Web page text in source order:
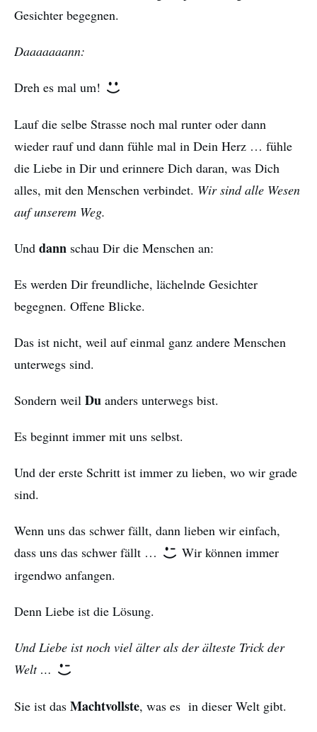
Gesichter begegnen.
Daaaaaaann:
Dreh es mal um!
Lauf die selbe Strasse noch mal runter oder dann
wieder rauf und dann fühle mal in Dein Herz … fühle
die Liebe in Dir und erinnere Dich daran, was Dich
alles, mit den Menschen verbindet. Wir sind alle Wesen
auf unserem Weg.
Und dann schau Dir die Menschen an:
Es werden Dir freundliche, lächelnde Gesichter
begegnen. Offene Blicke.
Das ist nicht, weil auf einmal ganz andere Menschen
unterwegs sind.
Sondern weil Du anders unterwegs bist.
Es beginnt immer mit uns selbst.
Und der erste Schritt ist immer zu lieben, wo wir grade
sind.
Wenn uns das schwer fällt, dann lieben wir einfach,
dass uns das schwer fällt …
Wir können immer
irgendwo anfangen.
Denn Liebe ist die Lösung.
Und Liebe ist noch viel älter als der älteste Trick der
Welt …
Sie ist das Machtvollste, was es in dieser Welt gibt.